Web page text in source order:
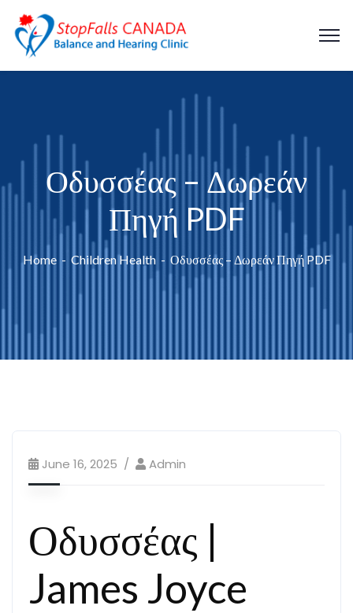
Οδυσσέας – Δωρεάν
Πηγή PDF
Home Children Health Οδυσσέας – Δωρεάν Πηγή PDF
June 16, 2025 Admin
Οδυσσέας |
James Joyce